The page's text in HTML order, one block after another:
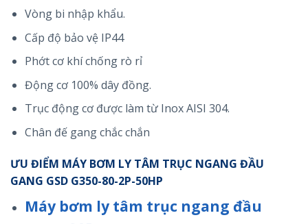
Vòng bi nhập khẩu.
Cấp độ bảo vệ IP44
Phớt cơ khí chống rò rỉ
Động cơ 100% dây đồng.
Trục động cơ được làm từ Inox AISI 304.
Chân đế gang chắc chắn
ƯU ĐIỂM MÁY BƠM LY TÂM TRỤC NGANG ĐẦU
GANG GSD G350-80-2P-50HP
Máy bơm ly tâm trục ngang đầu